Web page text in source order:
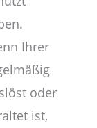
Ihrer
oder
ist,